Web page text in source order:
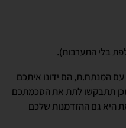
בלי התערבות).
המנתח.ת, הם ידונו איתכם
תתבקשו לתת את הסכמתכם
היא גם ההזדמנות שלכם